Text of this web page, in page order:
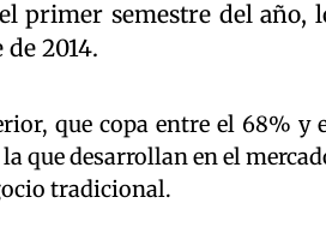
primer semestre del año,
2014.
que copa entre el 68% y
que desarrollan en el
tradicional.